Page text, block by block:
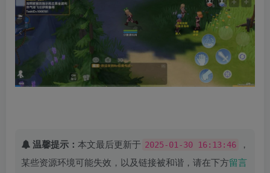
温馨提示： 本文最后更新于 2025-01-30 16:13:46
，
某些资源环境可能失效，以及链接被和谐，请在下方留言